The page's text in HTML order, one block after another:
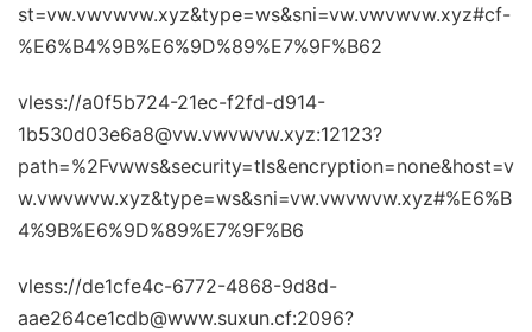
st=vw.vwvwvw.xyz&type=ws&sni=vw.vwvwvw.xyz#cf-
%E6%B4%9B%E6%9D%89%E7%9F%B62
vless://a0f5b724-21ec-f2fd-d914-
1b530d03e6a8@vw.vwvwvw.xyz:12123?
path=%2Fvwws&security=tls&encryption=none&host=v
w.vwvwvw.xyz&type=ws&sni=vw.vwvwvw.xyz#%E6%B
4%9B%E6%9D%89%E7%9F%B6
vless://de1cfe4c-6772-4868-9d8d-
aae264ce1cdb@www.suxun.cf:2096?